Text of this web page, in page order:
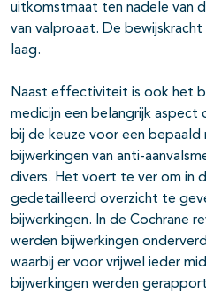
uitkomstmaat ten nadele van
van valproaat. De
laag.
Naast effectiviteit is ook het
medicijn een belangrijk aspect
bij de keuze voor een
bijwerkingen van anti-
divers. Het voert te ver om in
gedetailleerd overzicht te
bijwerkingen. In de Cochrane
werden bijwerkingen
waarbij er voor vrijwel ieder
bijwerkingen werden